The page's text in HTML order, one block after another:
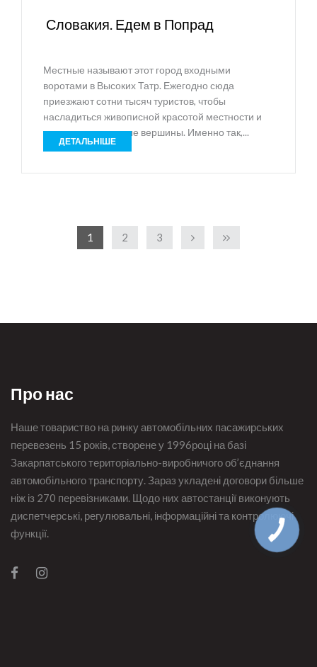
Словакия. Едем в Попрад
Местные называют этот город входными
воротами в Высоких Татр. Ежегодно сюда
приезжают сотни тысяч туристов, чтобы
насладиться живописной красотой местности и
покорить очередные вершины. Именно так,...
ДЕТАЛЬНІШЕ
1 2 3
Про нас
Наше товариство на ринку автомобільних пасажирських
перевезень 15 років, створене у 1996році на базі
Закарпатського територіально-виробничого об’єднання
автомобільного транспорту. Зараз укладені договори більше
ніж із 270 перевізниками. Щодо них автостанції виконують
диспетчерські, регулювальні, інформаційні та контролюючі
функції.